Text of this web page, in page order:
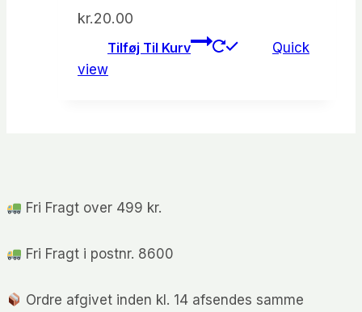
kr.20.00
Tilføj Til Kurv
Quick
view
Fri Fragt over 499 kr.
Fri Fragt i postnr. 8600
Ordre afgivet inden kl. 14 afsendes samme